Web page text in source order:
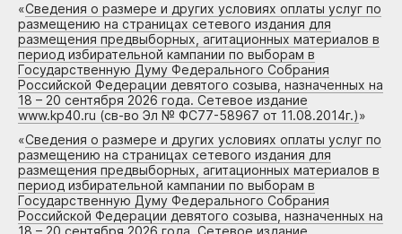
«Сведения о размере и других условиях оплаты услуг по
размещению на страницах сетевого издания для
размещения предвыборных, агитационных материалов в
период избирательной кампании по выборам в
Государственную Думу Федерального Собрания
Российской Федерации девятого созыва, назначенных на
18 – 20 сентября 2026 года. Сетевое издание
www.kp40.ru (св-во Эл № ФС77-58967 от 11.08.2014г.)»
«Сведения о размере и других условиях оплаты услуг по
размещению на страницах сетевого издания для
размещения предвыборных, агитационных материалов в
период избирательной кампании по выборам в
Государственную Думу Федерального Собрания
Российской Федерации девятого созыва, назначенных на
18 – 20 сентября 2026 года. Сетевое издание